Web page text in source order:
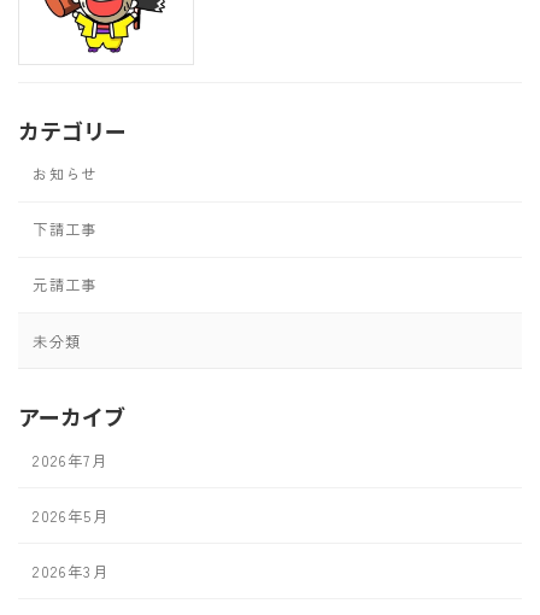
カテゴリー
お知らせ
下請工事
元請工事
未分類
アーカイブ
2026年7月
2026年5月
2026年3月